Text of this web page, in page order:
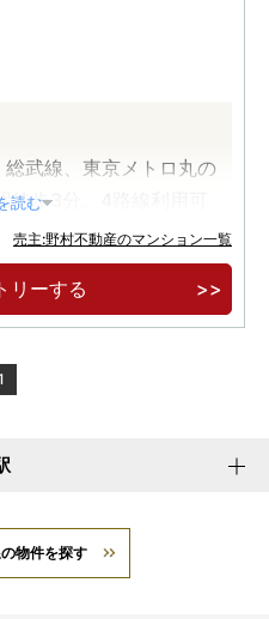
武線、東京メトロ丸の
徒歩3分。4路線利用可
高2.6m以上の開放感
享受。
読む
売主:野村不動産のマンション一覧
リーする
物件を探す